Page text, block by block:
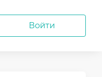
Войти